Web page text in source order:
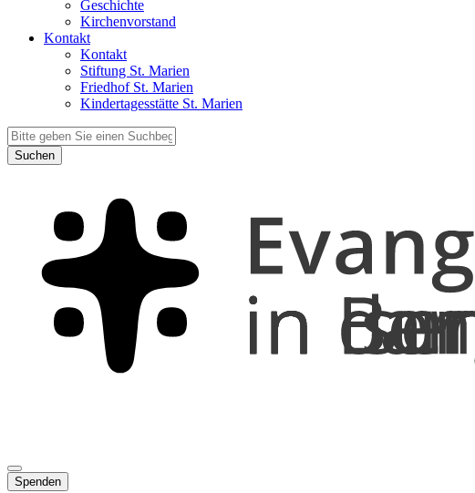
Geschichte
Kirchenvorstand
Kontakt
Kontakt
Stiftung St. Marien
Friedhof St. Marien
Kindertagesstätte St. Marien
Suchen
Spenden